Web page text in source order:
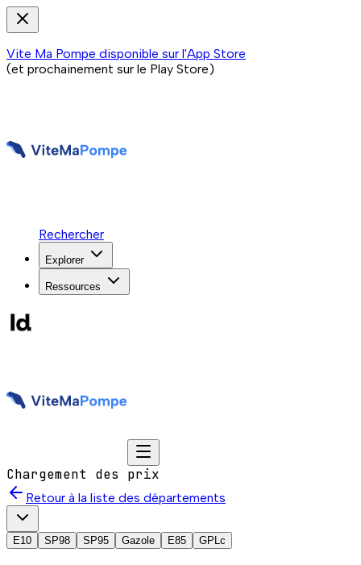
Vite Ma Pompe disponible sur l'App Store
(et prochainement sur le Play Store)
Rechercher
Explorer
Ressources
Chargement des prix
Retour à la liste des départements
E10 SP98 SP95 Gazole E85 GPLc